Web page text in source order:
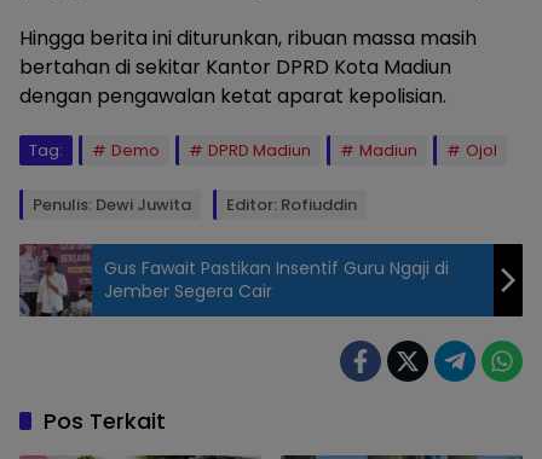
Hingga berita ini diturunkan, ribuan massa masih
bertahan di sekitar Kantor DPRD Kota Madiun
dengan pengawalan ketat aparat kepolisian.
Tag: Demo DPRD Madiun Madiun Ojol
Penulis: Dewi Juwita Editor: Rofiuddin
Kantor
Gus Fawait Pastikan Insentif Guru Ngaji di
Jember Segera Cair
Pos Terkait